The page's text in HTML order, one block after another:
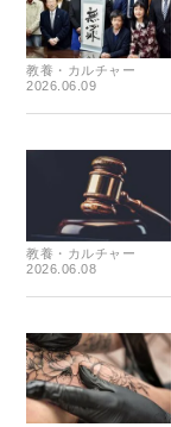
教養・カルチャー
2026.06.09
教養・カルチャー
2026.06.08